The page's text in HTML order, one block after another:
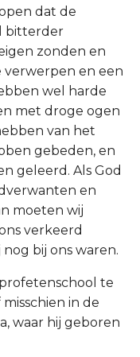
dat de
bitterder
zonden en
verwerpen en een
wel harde
met droge ogen
van het
gebeden, en
geleerd. Als God
en
moeten wij
verkeerd
bij ons waren.
te
in de
waar hij geboren